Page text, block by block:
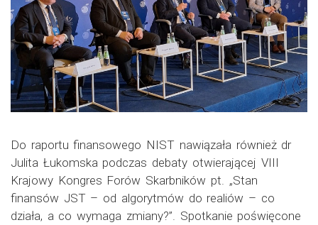
Do raportu finansowego NIST nawiązała również dr
Julita Łukomska podczas debaty otwierającej VIII
Krajowy Kongres Forów Skarbników pt. „Stan
finansów JST – od algorytmów do realiów – co
działa, a co wymaga zmiany?”. Spotkanie poświęcone